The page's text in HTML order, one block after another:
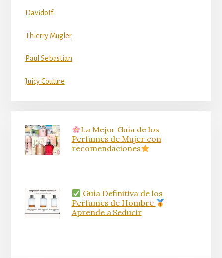
Davidoff
Thierry Mugler
Paul Sebastian
Juicy Couture
La Mejor Guía de los
Perfumes de Mujer con
recomendaciones
Guía Definitiva de los
Perfumes de Hombre
Aprende a Seducir